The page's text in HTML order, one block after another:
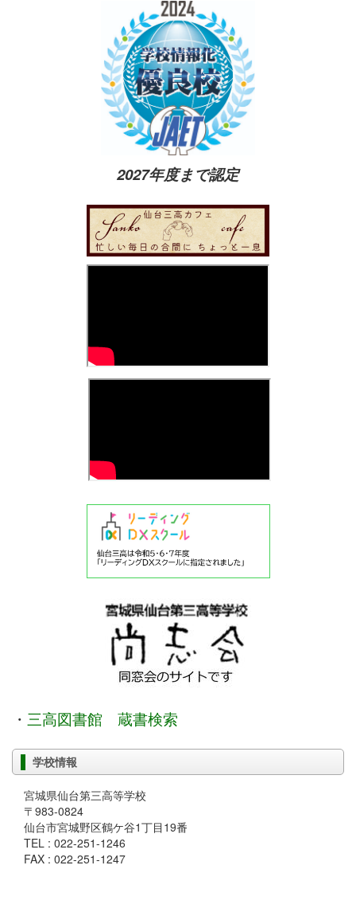
2027年度まで認定
・ 三高図書館 蔵書検索
学校情報
宮城県仙台第三高等学校
〒983-0824
仙台市宮城野区鶴ケ谷1丁目19番
TEL : 022-251-1246
FAX : 022-251-1247